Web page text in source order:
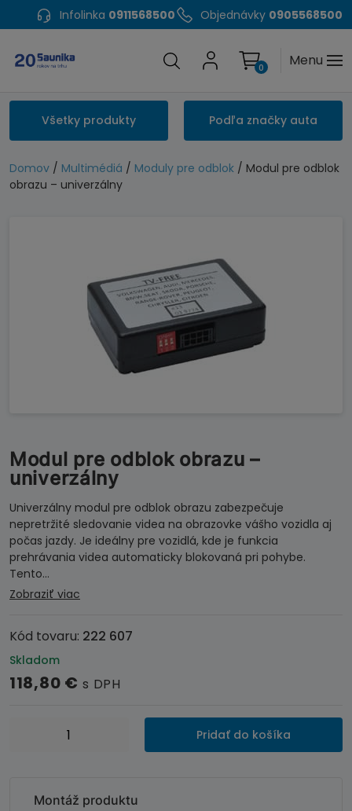
Infolinka 0911568500 Objednávky 0905568500
Menu
0
Všetky produkty Podľa značky auta
Domov / Multimédiá / Moduly pre odblok / Modul pre odblok
obrazu – univerzálny
Modul pre odblok obrazu –
univerzálny
Univerzálny modul pre odblok obrazu zabezpečuje
nepretržité sledovanie videa na obrazovke vášho vozidla aj
počas jazdy. Je ideálny pre vozidlá, kde je funkcia
prehrávania videa automaticky blokovaná pri pohybe.
Tento…
Zobraziť viac
Kód tovaru: 222 607
Skladom
118,80 € s DPH
množstvo
obrazu
Pridať do košíka
Montáž produktu